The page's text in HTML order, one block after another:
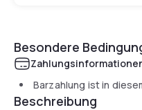
Besondere
Barzahlung ist in
Beschreibung